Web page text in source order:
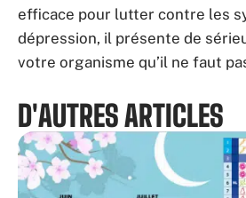
efficace pour lutter contre les
dépression, il présente de
votre organisme qu’il ne faut
D'AUTRES ARTICLES